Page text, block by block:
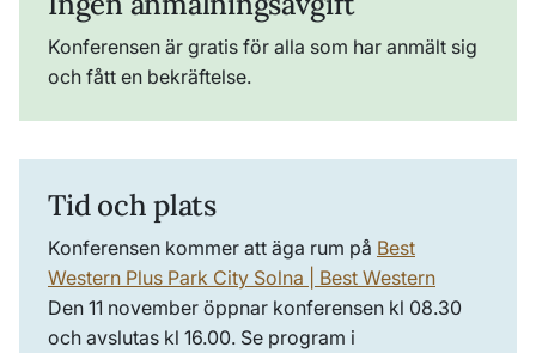
Konferensen är gratis för alla som har anmält sig
och fått en bekräftelse.
Tid och plats
Konferensen kommer att äga rum på Best
Western Plus Park City Solna | Best Western
Den 11 november öppnar konferensen kl 08.30
och avslutas kl 16.00. Se program i